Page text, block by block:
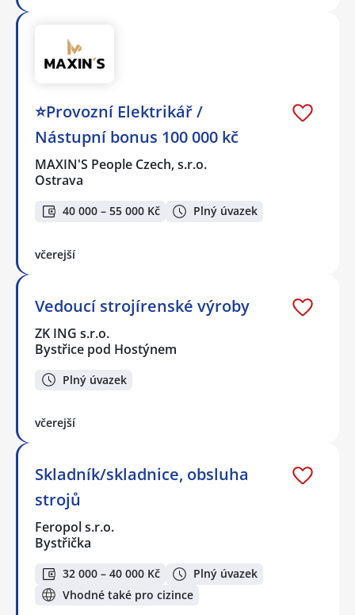
⭐Provozní Elektrikář /
Nástupní bonus 100 000 kč
MAXIN'S People Czech, s.r.o.
Ostrava
40 000 – 55 000 Kč Plný úvazek
včerejší
Vedoucí strojírenské výroby
ZK ING s.r.o.
Bystřice pod Hostýnem
Plný úvazek
včerejší
Skladník/skladnice, obsluha
strojů
Feropol s.r.o.
Bystřička
32 000 – 40 000 Kč
Plný úvazek
Vhodné také pro cizince